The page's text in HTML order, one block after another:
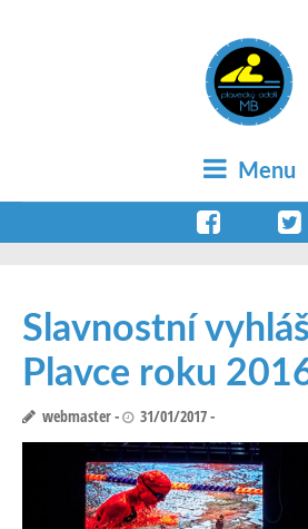
Menu
Slavnostní
Plavce roku
webmaster 31/01/2017